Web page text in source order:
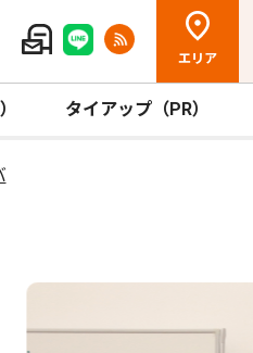
エリア
タイアップ（PR）